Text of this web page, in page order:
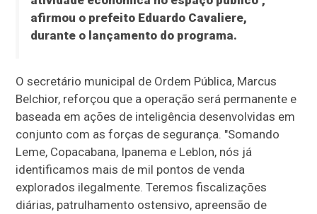
afirmou o prefeito Eduardo Cavaliere,
durante o lançamento do programa.
O secretário municipal de Ordem Pública, Marcus
Belchior, reforçou que a operação será permanente e
baseada em ações de inteligência desenvolvidas em
conjunto com as forças de segurança. "Somando
Leme, Copacabana, Ipanema e Leblon, nós já
identificamos mais de mil pontos de venda
explorados ilegalmente. Teremos fiscalizações
diárias, patrulhamento ostensivo, apreensão de